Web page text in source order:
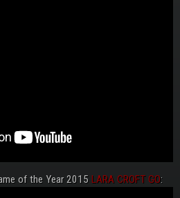
of the Year 2015 LARA CROFT GO: